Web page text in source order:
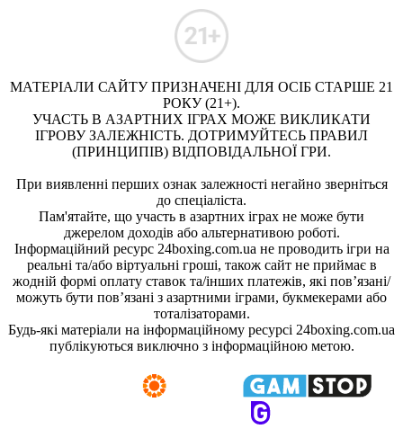
МАТЕРІАЛИ САЙТУ ПРИЗНАЧЕНІ ДЛЯ ОСІБ СТАРШЕ 21
РОКУ (21+).
УЧАСТЬ В АЗАРТНИХ ІГРАХ МОЖЕ ВИКЛИКАТИ
ІГРОВУ ЗАЛЕЖНІСТЬ. ДОТРИМУЙТЕСЬ ПРАВИЛ
(ПРИНЦИПІВ) ВІДПОВІДАЛЬНОЇ ГРИ.
При виявленні перших ознак залежності негайно зверніться
до спеціаліста.
Пам'ятайте, що участь в азартних іграх не може бути
джерелом доходів або альтернативою роботі.
Інформаційний ресурс 24boxing.com.ua не проводить ігри на
реальні та/або віртуальні гроші, також сайт не приймає в
жодній формі оплату ставок та/інших платежів, які пов’язані/
можуть бути пов’язані з азартними іграми, букмекерами або
тоталізаторами.
Будь-які матеріали на інформаційному ресурсі 24boxing.com.ua
публікуються виключно з інформаційною метою.